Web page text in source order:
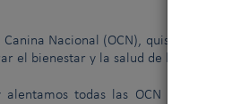
Canina Nacional (OCN), quisiéramos
el bienestar y la salud de los perros.
todas las OCN a